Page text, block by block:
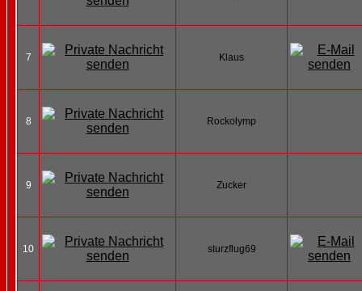
7 Klaus
8 Rockolymp
9 Zucker
10 sturzflug69